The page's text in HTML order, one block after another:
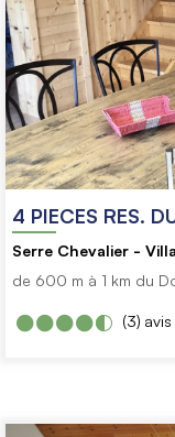
4 PIECES RES.
Serre Chevalier -
de 600 m à 1 km du
avis
(3)